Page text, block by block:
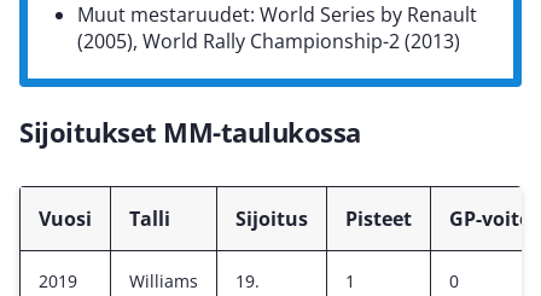
Muut mestaruudet: World Series by Renault
(2005), World Rally Championship-2 (2013)
Sijoitukset MM-taulukossa
Vuosi Talli Sijoitus Pisteet GP-voitot
2019 Williams 19. 1 0